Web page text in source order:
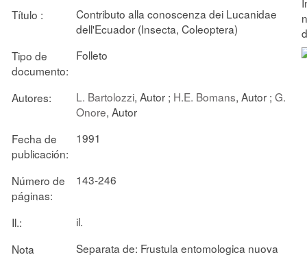
Título :
Contributo alla conoscenza dei Lucanidae
dell'Ecuador (Insecta, Coleoptera)
Tipo de
documento:
Folleto
Autores: L. Bartolozzi, Autor ; H.E. Bomans, Autor ; G.
Onore, Autor
Fecha de
publicación:
1991
Número de
páginas:
143-246
Il.:
il.
Nota
Separata de: Frustula entomologica nuova